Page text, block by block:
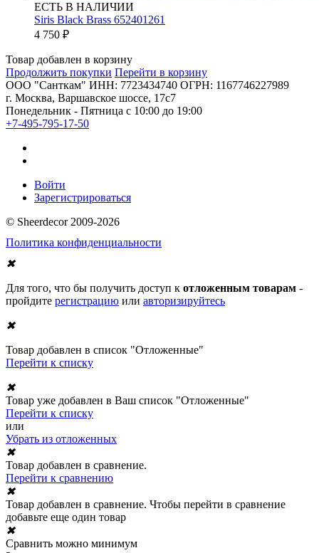
ЕСТЬ В НАЛИЧИИ
Siris Black Brass 652401261
4 750 ₽
Товар добавлен в корзину
Продолжить покупки Перейти в корзину
ООО "Санткам" ИНН: 7723434740 ОГРН: 1167746227989
г. Москва, Варшавское шоссе, 17с7
Понедельник - Пятница с 10:00 до 19:00
+7-495-795-17-50
Войти
Зарегистрироваться
© Sheerdecor 2009-2026
Политика конфиденциальности
✖
Для того, что бы получить доступ к отложенным товарам -
пройдите регистрацию или авторизируйтесь
✖
Товар добавлен в список "Отложенные"
Перейти к списку
✖
Товар уже добавлен в Ваш список "Отложенные"
Перейти к списку
или
Убрать из отложенных
✖
Товар добавлен в сравнение.
Перейти к сравнению
✖
Товар добавлен в сравнение. Чтобы перейти в сравнение
добавьте еще один товар
✖
Сравнить можно минимум